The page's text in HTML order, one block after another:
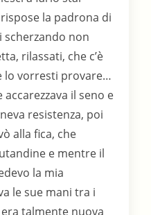
la padrona di
scherzando non
rilassati, che c’è
lo vorresti provare…
il seno e
resistenza, poi
alla fica, che
e mentre il
la mia
le sue mani tra i
talmente nuova